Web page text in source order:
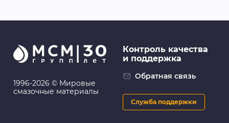
1996-2026 © Мировые
смазочные материалы
Контроль качества
и поддержка
Обратная связь
Служба поддержки